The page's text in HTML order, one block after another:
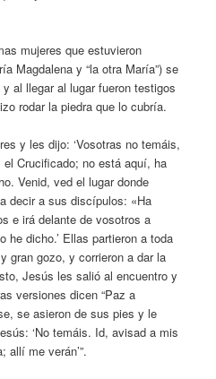
mujeres que estuvieron
Magdalena y “la otra María”) se
al llegar al lugar fueron testigos
rodar la piedra que lo cubría.
y les dijo: ‘Vosotras no temáis,
Crucificado; no está aquí, ha
Venid, ved el lugar donde
decir a sus discípulos: «Ha
e irá delante de vosotros a
dicho.’ Ellas partieron a toda
gran gozo, y corrieron a dar la
Jesús les salió al encuentro y
versiones dicen “Paz a
se asieron de sus pies y le
‘No temáis. Id, avisad a mis
allí me verán’”.